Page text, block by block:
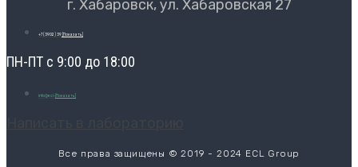
г. Хабаровск, ул. Хабаровская 27
+7 (3902) 39 [Показать]
ПН-ПТ с 9:00 до 18:00
info@ecl- [Показать]
Все права защищены © 2019 - 2024 ECL Group